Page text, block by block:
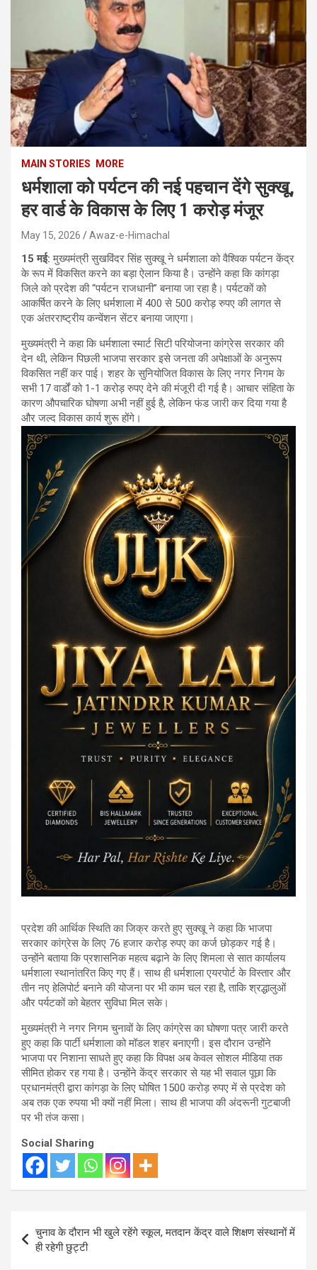
MAIN STORIES MORE
धर्मशाला को पर्यटन की नई पहचान देंगे सुक्खू,
हर वार्ड के विकास के लिए 1 करोड़ मंजूर
May 15, 2026 Awaz-e-Himachal
15 मई:मुख्यमंत्री सुखविंदर सिंह सुक्खू ने धर्मशाला को वैश्विक पर्यटन केंद्र
के रूप में विकसित करने का बड़ा ऐलान किया है। उन्होंने कहा कि कांगड़ा
जिले को प्रदेश की “पर्यटन राजधानी” बनाया जा रहा है। पर्यटकों को
आकर्षित करने के लिए धर्मशाला में 400 से 500 करोड़ रुपए की लागत से
एक अंतरराष्ट्रीय कन्वेंशन सेंटर बनाया जाएगा।
मुख्यमंत्री ने कहा कि धर्मशाला स्मार्ट सिटी परियोजना कांग्रेस सरकार की
देन थी, लेकिन पिछली भाजपा सरकार इसे जनता की अपेक्षाओं के अनुरूप
विकसित नहीं कर पाई। शहर के सुनियोजित विकास के लिए नगर निगम के
सभी 17 वार्डों को 1-1 करोड़ रुपए देने की मंजूरी दी गई है। आचार संहिता के
कारण औपचारिक घोषणा अभी नहीं हुई है, लेकिन फंड जारी कर दिया गया है
और जल्द विकास कार्य शुरू होंगे।
प्रदेश की आर्थिक स्थिति का जिक्र करते हुए सुक्खू ने कहा कि भाजपा
सरकार कांग्रेस के लिए 76 हजार करोड़ रुपए का कर्ज छोड़कर गई है।
उन्होंने बताया कि प्रशासनिक महत्व बढ़ाने के लिए शिमला से सात कार्यालय
धर्मशाला स्थानांतरित किए गए हैं। साथ ही धर्मशाला एयरपोर्ट के विस्तार और
तीन नए हेलिपोर्ट बनाने की योजना पर भी काम चल रहा है, ताकि श्रद्धालुओं
और पर्यटकों को बेहतर सुविधा मिल सके।
मुख्यमंत्री ने नगर निगम चुनावों के लिए कांग्रेस का घोषणा पत्र जारी करते
हुए कहा कि पार्टी धर्मशाला को मॉडल शहर बनाएगी। इस दौरान उन्होंने
भाजपा पर निशाना साधते हुए कहा कि विपक्ष अब केवल सोशल मीडिया तक
सीमित होकर रह गया है। उन्होंने केंद्र सरकार से यह भी सवाल पूछा कि
प्रधानमंत्री द्वारा कांगड़ा के लिए घोषित 1500 करोड़ रुपए में से प्रदेश को
अब तक एक रुपया भी क्यों नहीं मिला। साथ ही भाजपा की अंदरूनी गुटबाजी
पर भी तंज कसा।
Social Sharing
navigation
चुनाव के दौरान भी खुले रहेंगे स्कूल, मतदान केंद्र वाले शिक्षण संस्थानों में
ही रहेगी छुट्टी